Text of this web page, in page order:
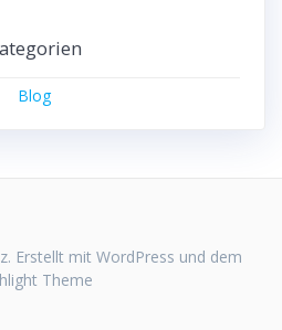
Blog
Erstellt mit WordPress und dem
Theme